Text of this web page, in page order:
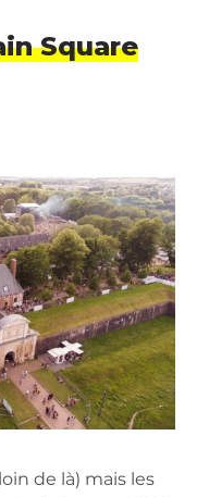
Square
de là) mais les